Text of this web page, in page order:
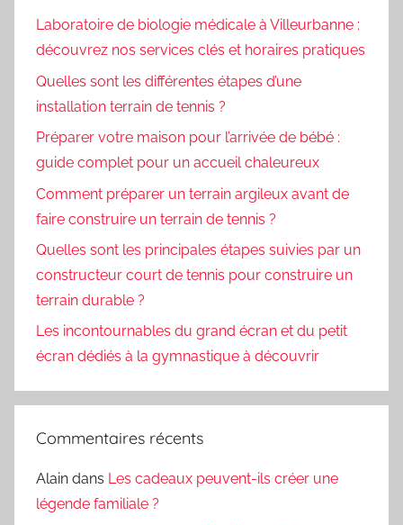
Laboratoire de biologie médicale à Villeurbanne :
découvrez nos services clés et horaires pratiques
Quelles sont les différentes étapes d’une
installation terrain de tennis ?
Préparer votre maison pour l’arrivée de bébé :
guide complet pour un accueil chaleureux
Comment préparer un terrain argileux avant de
faire construire un terrain de tennis ?
Quelles sont les principales étapes suivies par un
constructeur court de tennis pour construire un
terrain durable ?
Les incontournables du grand écran et du petit
écran dédiés à la gymnastique à découvrir
Commentaires récents
Alain dans Les cadeaux peuvent-ils créer une
légende familiale ?